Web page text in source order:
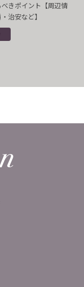
きポイント【周辺情
治安など】